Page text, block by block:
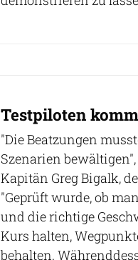
Testpiloten
"Die Beatzungen
Szenarien
Kapitän Greg Bigalk,
"Geprüft wurde, ob
und die richtige
Kurs halten,
behalten.